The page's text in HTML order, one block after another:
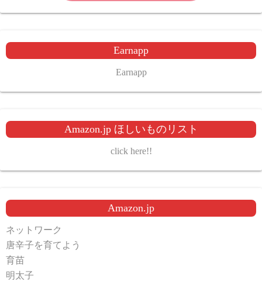
Earnapp
Earnapp
Amazon.jp ほしいものリスト
click here!!
Amazon.jp
ネットワーク
唐辛子を育てよう
育苗
明太子